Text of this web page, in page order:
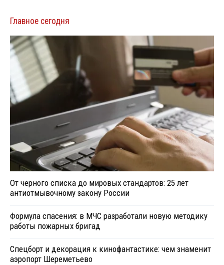
Главное сегодня
От черного списка до мировых стандартов: 25 лет
антиотмывочному закону России
Формула спасения: в МЧС разработали новую методику
работы пожарных бригад
Спецборт и декорация к кинофантастике: чем знаменит
аэропорт Шереметьево